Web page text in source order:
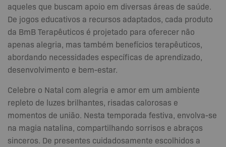
aqueles que buscam apoio em diversas áreas de saúde.
De jogos educativos a recursos adaptados, cada produto
da BmB Terapêuticos é projetado para oferecer não
apenas alegria, mas também benefícios terapêuticos,
abordando necessidades específicas de aprendizado,
desenvolvimento e bem-estar.
Celebre o Natal com alegria e amor em um ambiente
repleto de luzes brilhantes, risadas calorosas e
momentos de união. Nesta temporada festiva, envolva-se
na magia natalina, compartilhando sorrisos e abraços
sinceros. De presentes cuidadosamente escolhidos a